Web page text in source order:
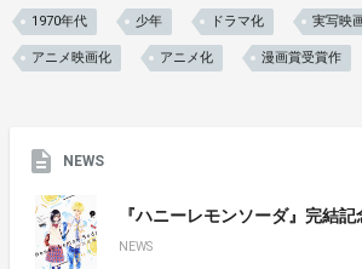
1970年代 少年 ドラマ化 実写映
アニメ映画化 アニメ化 漫画賞受賞作
NEWS
『ハニーレモンソーダ』完結記
NEWS